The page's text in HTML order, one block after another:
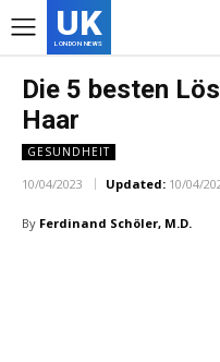
UK
LONDON NEWS
Die 5 besten
Haar
GESUNDHEIT
10/04/2023 Updated: 10/04/
By Ferdinand Schöler, M.D.